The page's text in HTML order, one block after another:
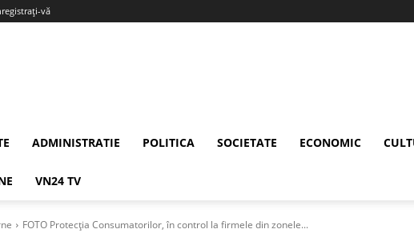
vă
ADMINISTRATIE POLITICA SOCIETATE ECONOMIC
VN24 TV
FOTO Protecția Consumatorilor, în control la firmele din zonele...